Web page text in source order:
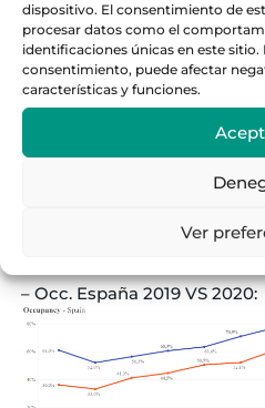
dispositivo. El consentimiento de
procesar datos como el
identificaciones únicas en este
consentimiento, puede afectar
características y funciones.
Ver
See Transparent
impact/vacation-rental-
– Occ. España 2019 VS 2020: